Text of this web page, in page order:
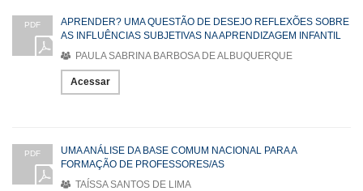
PDF
APRENDER? UMA QUESTÃO DE DESEJO REFLEXÕES SOBRE
AS INFLUÊNCIAS SUBJETIVAS NA APRENDIZAGEM INFANTIL
PAULA SABRINA BARBOSA DE ALBUQUERQUE
Acessar
PDF
UMA ANÁLISE DA BASE COMUM NACIONAL PARA A
FORMAÇÃO DE PROFESSORES/AS
TAÍSSA SANTOS DE LIMA